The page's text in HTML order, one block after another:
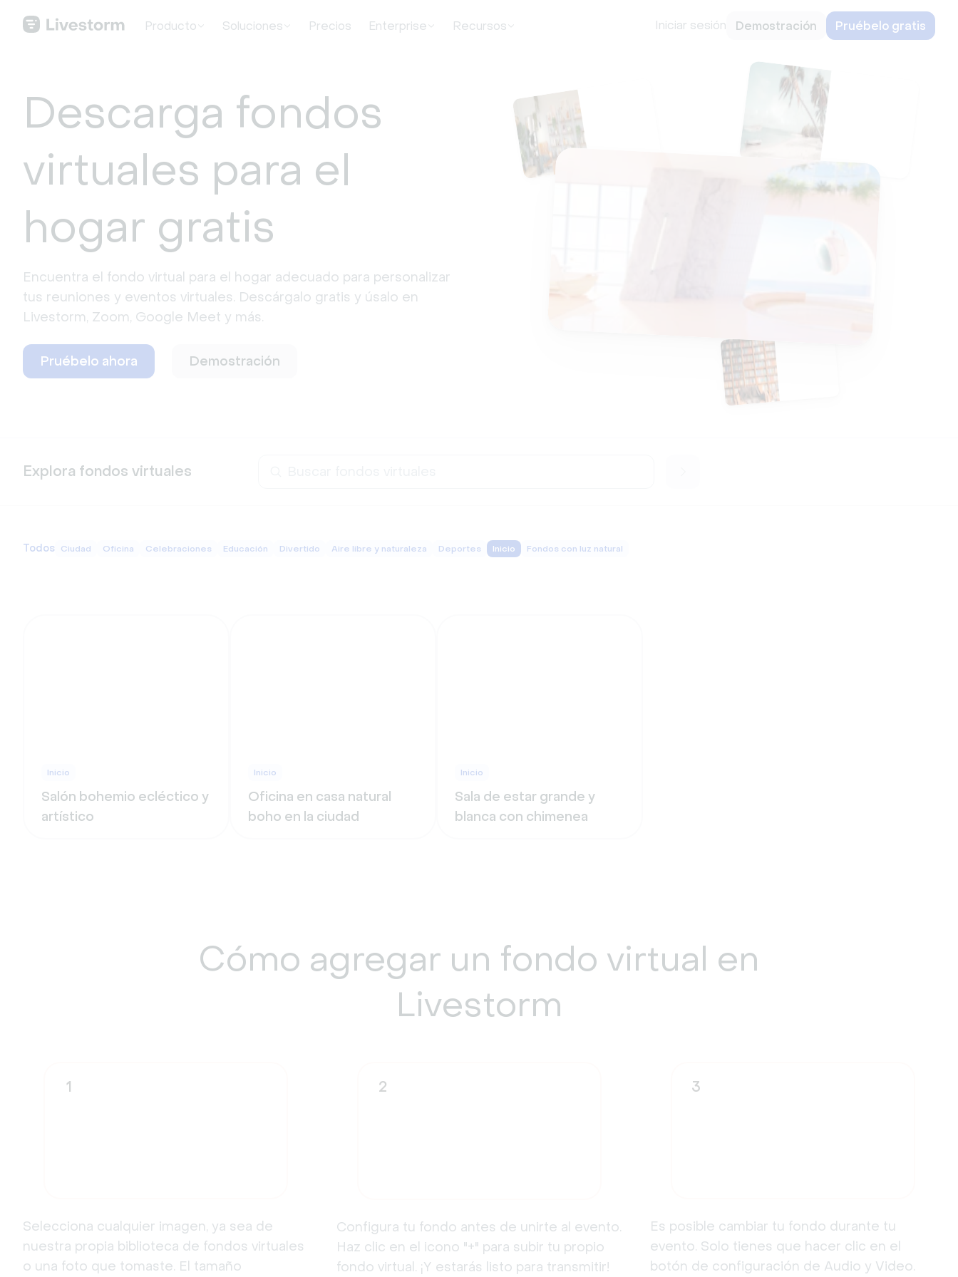
Producto Soluciones Precios Enterprise Recursos Iniciar sesión Demostración Pruébelo gratis
Descarga fondos
virtuales para el
hogar gratis
Encuentra el fondo virtual para el hogar adecuado para personalizar
tus reuniones y eventos virtuales. Descárgalo gratis y úsalo en
Livestorm, Zoom, Google Meet y más.
Pruébelo ahora Demostración
Explora fondos virtuales
Todos Ciudad Oficina Celebraciones Educación Divertido Aire libre y naturaleza Deportes Inicio Fondos con luz natural
Inicio
Salón bohemio ecléctico y
artístico
Inicio
Oficina en casa natural
boho en la ciudad
Inicio
Sala de estar grande y
blanca con chimenea
Cómo agregar un fondo virtual en
Livestorm
1
Selecciona cualquier imagen, ya sea de
nuestra propia biblioteca de fondos virtuales
o una foto que tomaste. El tamaño
2
Configura tu fondo antes de unirte al evento.
Haz clic en el icono "+" para subir tu propio
fondo virtual. ¡Y estarás listo para transmitir!
3
Es posible cambiar tu fondo durante tu
evento. Solo tienes que hacer clic en el
botón de configuración de Audio y Video.